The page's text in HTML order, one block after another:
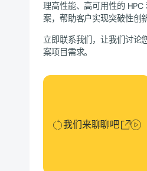
理高性能、高可用性的 HPC
案，帮助客户实现突破性创新
立即联系我们，让我们讨论
案项目需求。
我们来聊聊吧
我们来聊聊吧